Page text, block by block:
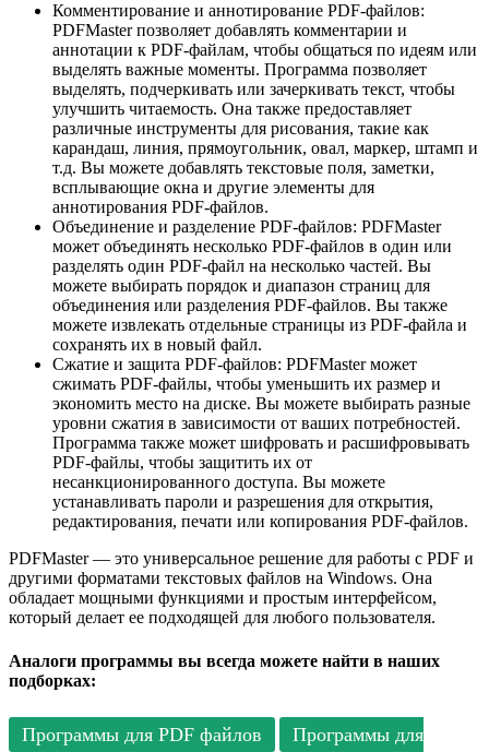
Комментирование и аннотирование PDF-файлов:
PDFMaster позволяет добавлять комментарии и
аннотации к PDF-файлам, чтобы общаться по идеям или
выделять важные моменты. Программа позволяет
выделять, подчеркивать или зачеркивать текст, чтобы
улучшить читаемость. Она также предоставляет
различные инструменты для рисования, такие как
карандаш, линия, прямоугольник, овал, маркер, штамп и
т.д. Вы можете добавлять текстовые поля, заметки,
всплывающие окна и другие элементы для
аннотирования PDF-файлов.
Объединение и разделение PDF-файлов: PDFMaster
может объединять несколько PDF-файлов в один или
разделять один PDF-файл на несколько частей. Вы
можете выбирать порядок и диапазон страниц для
объединения или разделения PDF-файлов. Вы также
можете извлекать отдельные страницы из PDF-файла и
сохранять их в новый файл.
Сжатие и защита PDF-файлов: PDFMaster может
сжимать PDF-файлы, чтобы уменьшить их размер и
экономить место на диске. Вы можете выбирать разные
уровни сжатия в зависимости от ваших потребностей.
Программа также может шифровать и расшифровывать
PDF-файлы, чтобы защитить их от
несанкционированного доступа. Вы можете
устанавливать пароли и разрешения для открытия,
редактирования, печати или копирования PDF-файлов.
PDFMaster — это универсальное решение для работы с PDF и
другими форматами текстовых файлов на Windows. Она
обладает мощными функциями и простым интерфейсом,
который делает ее подходящей для любого пользователя.
Аналоги программы вы всегда можете найти в наших
подборках:
Программы для PDF файлов
Программы для